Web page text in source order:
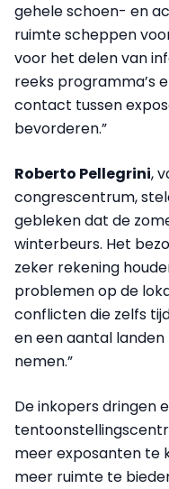
gehele schoen- en
ruimte scheppen
voor het delen van
reeks programma’s
contact tussen
bevorderen.”
Roberto Pellegrini,
congrescentrum,
gebleken dat de
winterbeurs. Het
zeker rekening
problemen op de
conflicten die zelfs
en een aantal
nemen.”
De inkopers dringen
meer exposanten te
meer ruimte te